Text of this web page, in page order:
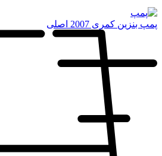
پمپ بنزین کمری 2007 اصلی